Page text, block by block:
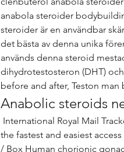
anabola steroider
steroider är en användbar
det bästa av denna unika
används denna steroid
dihydrotestosteron (DHT)
Anabolic steroids
the fastest and easiest
/ Box Human chorionic